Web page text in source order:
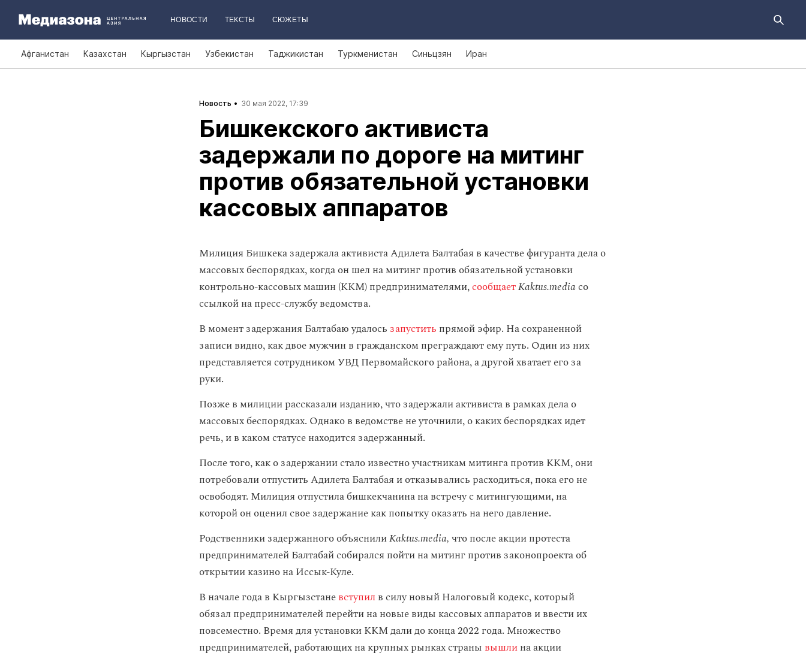
НОВОСТИ ТЕКСТЫ СЮЖЕТЫ
Афганистан Казахстан Кыргызстан Узбекистан Таджикистан Туркменистан Синьцзян Иран
Новость 30 мая 2022, 17:39
Бишкекского активиста
задержали по дороге на митинг
против обязательной установки
кассовых аппаратов
Милиция Бишкека задержала активиста Адилета Балтабая в качестве фигуранта дела о
массовых беспорядках, когда он шел на митинг против обязательной установки
контрольно-кассовых машин (ККМ) предпринимателями,сообщаетKaktus.mediaсо
ссылкой на пресс-службу ведомства.
В момент задержания Балтабаю удалось запустить прямой эфир. На сохраненной
записи видно, как двое мужчин в гражданском преграждают ему путь. Один из них
представляется сотрудником УВД Первомайского района, а другой хватает его за
руки.
Позже в милиции рассказали изданию, что задержали активиста в рамках дела о
массовых беспорядках. Однако в ведомстве не уточнили, о каких беспорядках идет
речь, и в каком статусе находится задержанный.
После того, как о задержании стало известно участникам митинга против ККМ, они
потребовали отпустить Адилета Балтабая и отказывались расходиться, пока его не
освободят. Милиция отпустила бишкекчанина на встречу с митингующими, на
которой он оценил свое задержание как попытку оказать на него давление.
Родственники задержанного объяснилиKaktus.media,что после акции протеста
предпринимателей Балтабай собирался пойти на митинг против законопроекта об
открытии казино на Иссык-Куле.
В начале года в Кыргызстаневступил в силу новый Налоговый кодекс, который
обязал предпринимателей перейти на новые виды кассовых аппаратов и ввести их
повсеместно. Время для установки ККМ дали до конца 2022 года. Множество
предпринимателей, работающих на крупных рынках страны вышлина акции